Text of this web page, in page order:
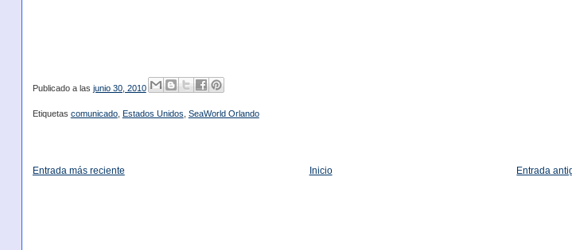
Publicado a las junio 30, 2010
Etiquetas comunicado, Estados Unidos SeaWorld Orlando
Entrada más reciente Entrada
Inicio